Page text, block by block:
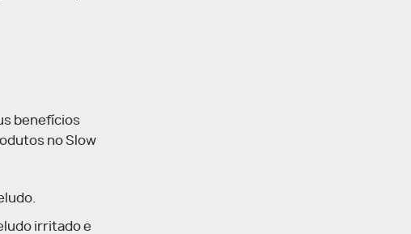
benefícios
no Slow
irritado e